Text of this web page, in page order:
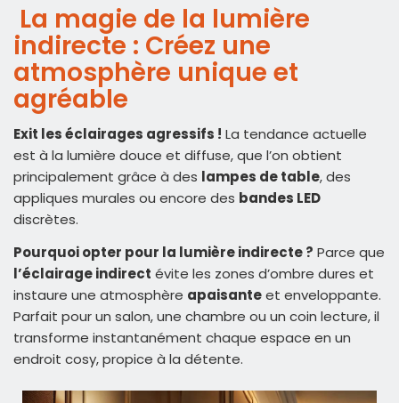
La magie de la lumière
indirecte : Créez une
atmosphère unique et
agréable
Exit les éclairages agressifs ! La tendance actuelle
est à la lumière douce et diffuse, que l’on obtient
principalement grâce à des lampes de table, des
appliques murales ou encore des bandes LED
discrètes.
Pourquoi opter pour la lumière indirecte ? Parce que
l’éclairage indirect évite les zones d’ombre dures et
instaure une atmosphère apaisanteet enveloppante.
Parfait pour un salon, une chambre ou un coin lecture, il
transforme instantanément chaque espace en un
endroit cosy, propice à la détente.